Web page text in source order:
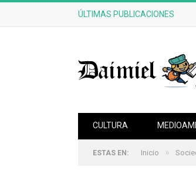
ÚLTIMAS PUBLICACIONES
CULTURA
ESTAS EN: Inicio »